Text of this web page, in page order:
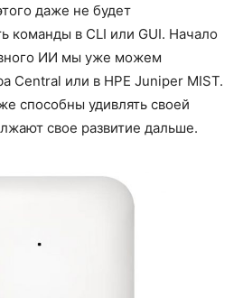
даже не будет
команды в CLI или GUI. Начало
ИИ мы уже можем
Central или в HPE Juniper MIST.
способны удивлять своей
свое развитие дальше.